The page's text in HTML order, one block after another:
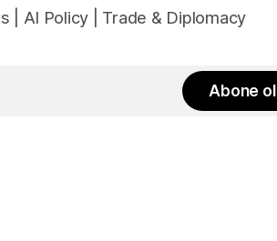
| AI Policy | Trade & Diplomacy
Abone ol